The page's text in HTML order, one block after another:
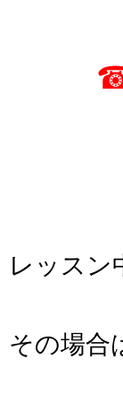
レッスン
その場合